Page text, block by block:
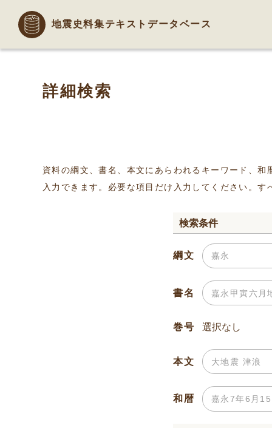
地震史料集テキストデータベース
詳細検索
資料の綱文、書名、本文にあらわれるキーワード、
入力できます。必要な項目だけ入力してください。
検索条件
綱文
書名
巻号
本文
和暦